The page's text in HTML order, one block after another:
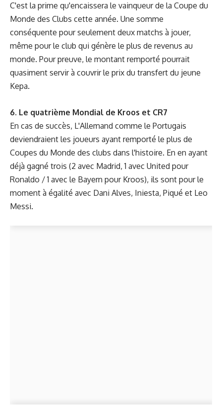
C'est la prime qu'encaissera le vainqueur de la Coupe du
Monde des Clubs cette année. Une somme
conséquente pour seulement deux matchs à jouer,
même pour le club qui génère le plus de revenus au
monde. Pour preuve, le montant remporté pourrait
quasiment servir à couvrirle prix du transfert du jeune
Kepa.
6. Le quatrième Mondial de Kroos et CR7
En cas de succès, L'Allemand comme le Portugais
deviendraient les joueurs ayant remporté le plus de
Coupes du Monde des clubs dans l'histoire. En en ayant
déjà gagné trois (2 avec Madrid, 1 avec United pour
Ronaldo / 1 avec le Bayern pour Kroos), ils sont pour le
moment à égalité avec Dani Alves, Iniesta, Piqué et Leo
Messi.